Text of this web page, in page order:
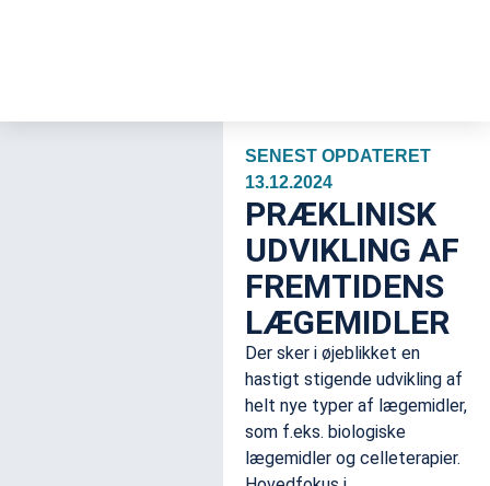
SENEST OPDATERET
13.12.2024
PRÆKLINISK
UDVIKLING AF
FREMTIDENS
LÆGEMIDLER
Der sker i øjeblikket en
hastigt stigende udvikling af
helt nye typer af lægemidler,
som f.eks. biologiske
lægemidler og celleterapier.